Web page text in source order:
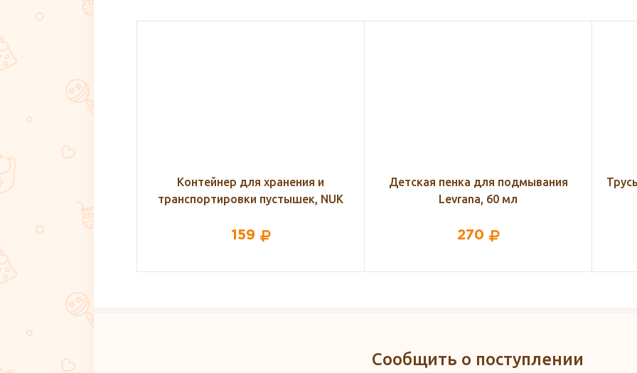
для хранения и
пустышек, NUK
Детская пенка для подмывания
Levrana, 60 мл
270
Трусы-слипы универсальные Lovely
Mammy 3901, белый
230
Сообщить о поступлении